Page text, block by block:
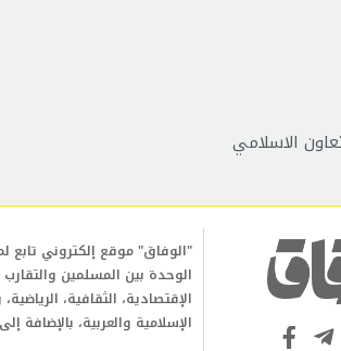
الاسلامي
"الوفاق" موقع إلكتروني تابع
الوحدة بين المسلمين
الإقتصادية، الثقافية،
الإسلامية والعربية، بالإضافة